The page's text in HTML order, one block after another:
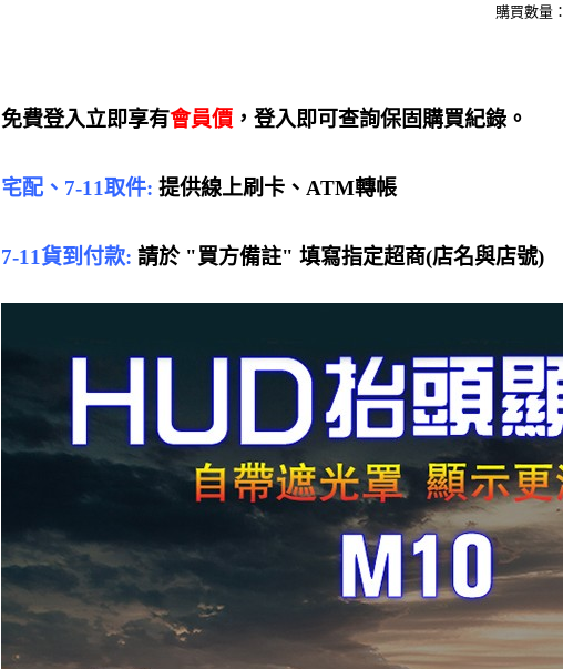
購買數量：
免費登入立即享有會員價 ，登入即可查詢保固購買紀錄。
宅配、7-11取件:提供線上刷卡、ATM轉帳
7-11貨到付款:請於 "買方備註" 填寫指定超商(店名與店號)